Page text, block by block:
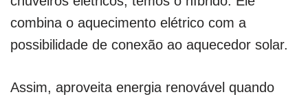
combina o aquecimento elétrico com a
possibilidade de conexão ao aquecedor solar.
Assim, aproveita energia renovável quando